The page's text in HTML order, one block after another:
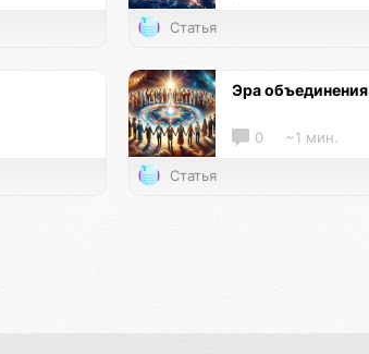
Статья
Эра объединения
0 ~1 мин.
Статья